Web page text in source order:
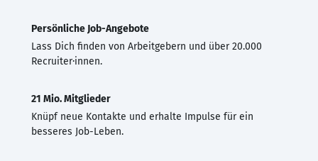
Persönliche Job-Angebote
Lass Dich finden von Arbeitgebern und über 20.000
Recruiter·innen.
21 Mio. Mitglieder
Knüpf neue Kontakte und erhalte Impulse für ein
besseres Job-Leben.